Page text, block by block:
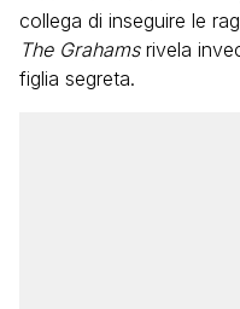
collega di inseguire le
The Grahamsrivela
figlia segreta.